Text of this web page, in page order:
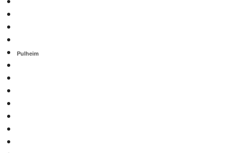
Pulheim